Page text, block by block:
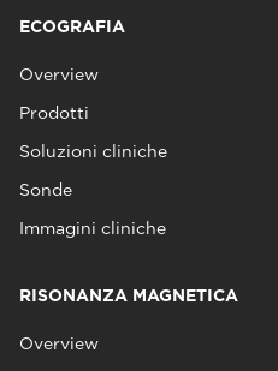
ECOGRAFIA
Overview
Prodotti
Soluzioni cliniche
Sonde
Immagini cliniche
RISONANZA MAGNETICA
Overview